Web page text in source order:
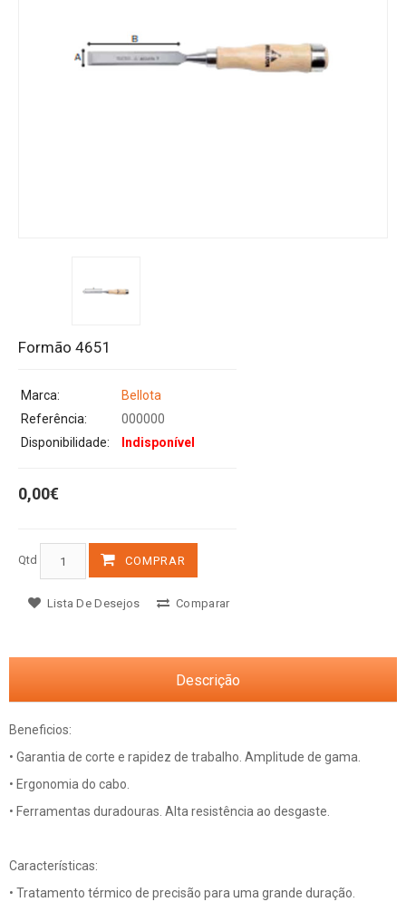
Formão 4651
Marca:
Bellota
Referência:
000000
Disponibilidade:
Indisponível
0,00€
Qtd COMPRAR
Lista De Desejos Comparar
Descrição
Beneficios:
• Garantia de corte e rapidez de trabalho. Amplitude de gama.
• Ergonomia do cabo.
• Ferramentas duradouras. Alta resistência ao desgaste.
Características:
• Tratamento térmico de precisão para uma grande duração.